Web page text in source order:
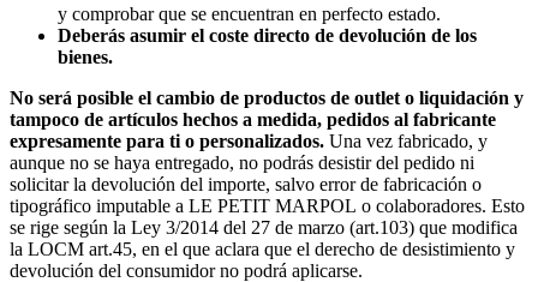
y comprobar que se encuentran en perfecto estado.
Deberás asumir el coste directo de devolución de los
bienes.
No será posible el cambio de productos de outlet o liquidación y
tampoco de artículos hechos a medida, pedidos al fabricante
expresamente para ti o personalizados. Una vez fabricado, y
aunque no se haya entregado, no podrás desistir del pedido ni
solicitar la devolución del importe, salvo error de fabricación o
tipográfico imputable a LE PETIT MARPOL o colaboradores. Esto
se rige según la Ley 3/2014 del 27 de marzo (art.103) que modifica
la LOCM art.45, en el que aclara que el derecho de desistimiento y
devolución del consumidor no podrá aplicarse.